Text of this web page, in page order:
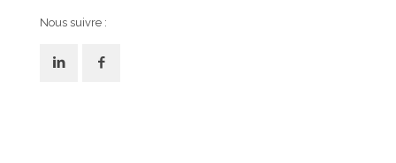
Nous suivre :